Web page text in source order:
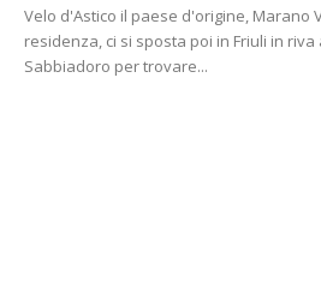
Velo d'Astico il paese d'origine, Marano
residenza, ci si sposta poi in Friuli in
Sabbiadoro per trovare...